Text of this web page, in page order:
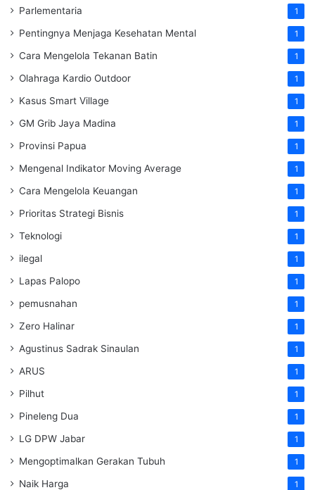
Parlementaria 1
Pentingnya Menjaga Kesehatan Mental 1
Cara Mengelola Tekanan Batin 1
Olahraga Kardio Outdoor 1
Kasus Smart Village 1
GM Grib Jaya Madina 1
Provinsi Papua 1
Mengenal Indikator Moving Average 1
Cara Mengelola Keuangan 1
Prioritas Strategi Bisnis 1
Teknologi 1
ilegal 1
Lapas Palopo 1
pemusnahan 1
Zero Halinar 1
Agustinus Sadrak Sinaulan 1
ARUS 1
Pilhut 1
Pineleng Dua 1
LG DPW Jabar 1
Mengoptimalkan Gerakan Tubuh 1
Naik Harga 1